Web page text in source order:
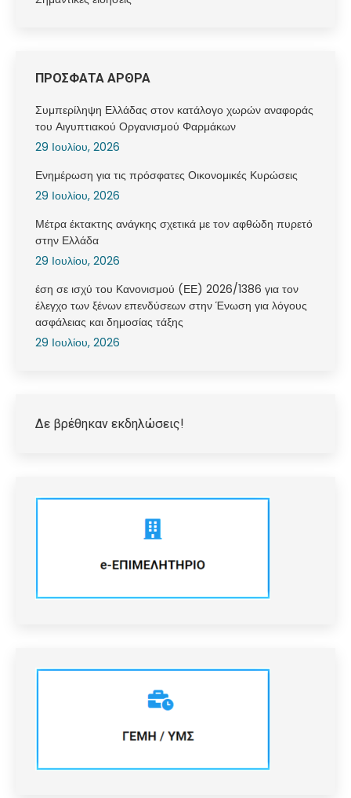
ΠΡΟΣΦΑΤΑ ΑΡΘΡΑ
Συμπερίληψη Ελλάδας στον κατάλογο χωρών αναφοράς
του Αιγυπτιακού Οργανισμού Φαρμάκων
29 Ιουλίου, 2026
Ενημέρωση για τις πρόσφατες Οικονομικές Κυρώσεις
29 Ιουλίου, 2026
Μέτρα έκτακτης ανάγκης σχετικά με τον αφθώδη πυρετό
στην Ελλάδα
29 Ιουλίου, 2026
έση σε ισχύ του Κανονισμού (ΕΕ) 2026/1386 για τον
έλεγχο των ξένων επενδύσεων στην Ένωση για λόγους
ασφάλειας και δημοσίας τάξης
29 Ιουλίου, 2026
Δε βρέθηκαν εκδηλώσεις!